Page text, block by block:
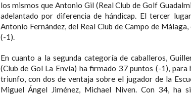
los mismos que Antonio Gil (Real Club de Golf
adelantado por diferencia de hándicap. El tercer
Antonio Fernández, del Real Club de Campo de
(-1).
En cuanto a la segunda categoría de caballeros,
(Club de Gol La Envía) ha firmado 37 puntos (-1), para
triunfo, con dos de ventaja sobre el jugador de la
Miguel Ángel Jiménez, Michael Niven. Con 34, ha